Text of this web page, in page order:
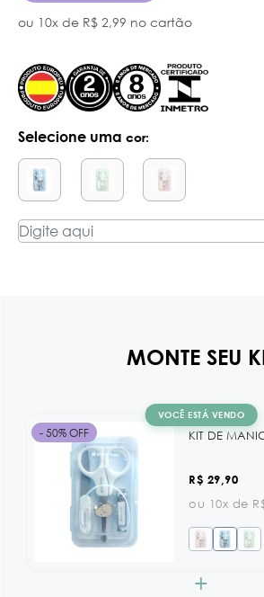
ou 10x de R$ 2,99 no cartão
Selecione uma cor:
MONTE SEU
VOCÊ ESTÁ VENDO
R$ 29,90
ou 10x de
- 50% OFF
+